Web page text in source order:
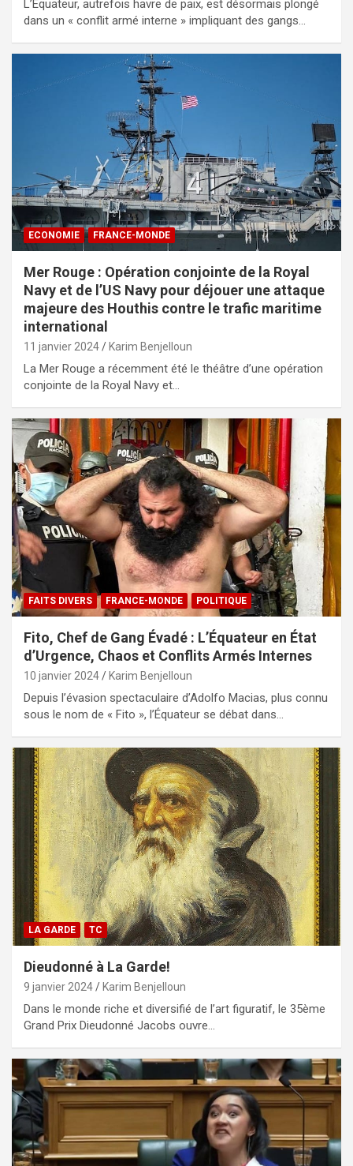
L’Équateur, autrefois havre de paix, est désormais plongé
dans un « conflit armé interne » impliquant des gangs…
ECONOMIE FRANCE-MONDE
Mer Rouge : Opération conjointe de la Royal
Navy et de l’US Navy pour déjouer une attaque
majeure des Houthis contre le trafic maritime
international
11 janvier 2024 Karim Benjelloun
La Mer Rouge a récemment été le théâtre d’une opération
conjointe de la Royal Navy et…
FAITS DIVERS FRANCE-MONDE POLITIQUE
Fito, Chef de Gang Évadé : L’Équateur en État
d’Urgence, Chaos et Conflits Armés Internes
10 janvier 2024 Karim Benjelloun
Depuis l’évasion spectaculaire d’Adolfo Macias, plus connu
sous le nom de « Fito », l’Équateur se débat dans…
LA GARDE TC
Dieudonné à La Garde!
9 janvier 2024 Karim Benjelloun
Dans le monde riche et diversifié de l’art figuratif, le 35ème
Grand Prix Dieudonné Jacobs ouvre…